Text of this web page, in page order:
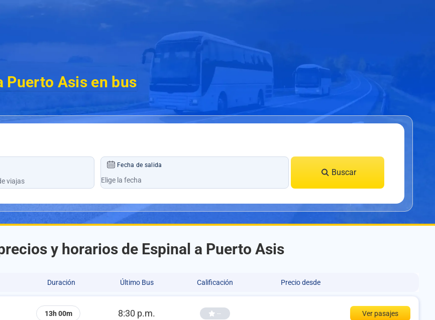
Puerto Asis en bus
Fecha de salida
Buscar
y horarios de Espinal a Puerto Asis
Duración Último Bus Calificación Precio desde
13h 00m 8:30 p.m. -- Ver pasajes